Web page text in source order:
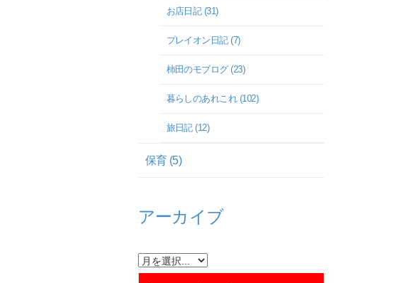
お店日記 (31)
プレイオン日記 (7)
柿田のモブログ (23)
暮らしのあれこれ (102)
旅日記 (12)
保育 (5)
アーカイブ